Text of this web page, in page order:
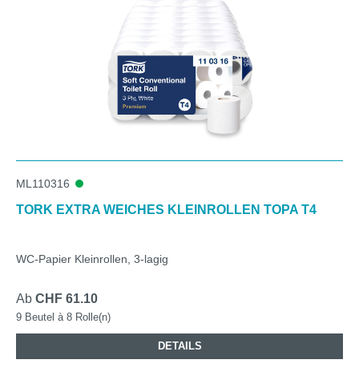
ML110316
TORK EXTRA WEICHES KLEINROLLEN TOPA T4
WC-Papier Kleinrollen, 3-lagig
Ab CHF 61.10
9 Beutel à 8 Rolle(n)
DETAILS